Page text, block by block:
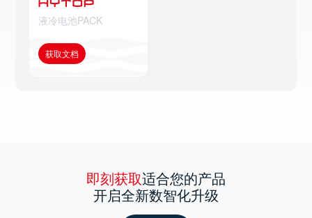
液冷电池PACK
获取文档
即刻获取适合您的产品
开启全新数智化升级